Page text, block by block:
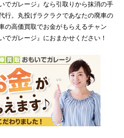
でガレージ』なら引取りから抹消の手
行。丸投げラクラクであなたの廃車の
の高価買取でお金がもらえるチャン
でガレージ』におまかせください！